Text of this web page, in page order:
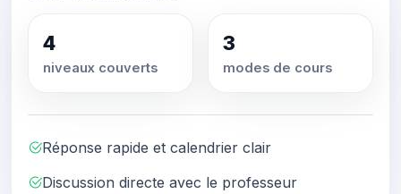
4
niveaux couverts
3
modes de cours
Réponse rapide et calendrier clair
Discussion directe avec le professeur